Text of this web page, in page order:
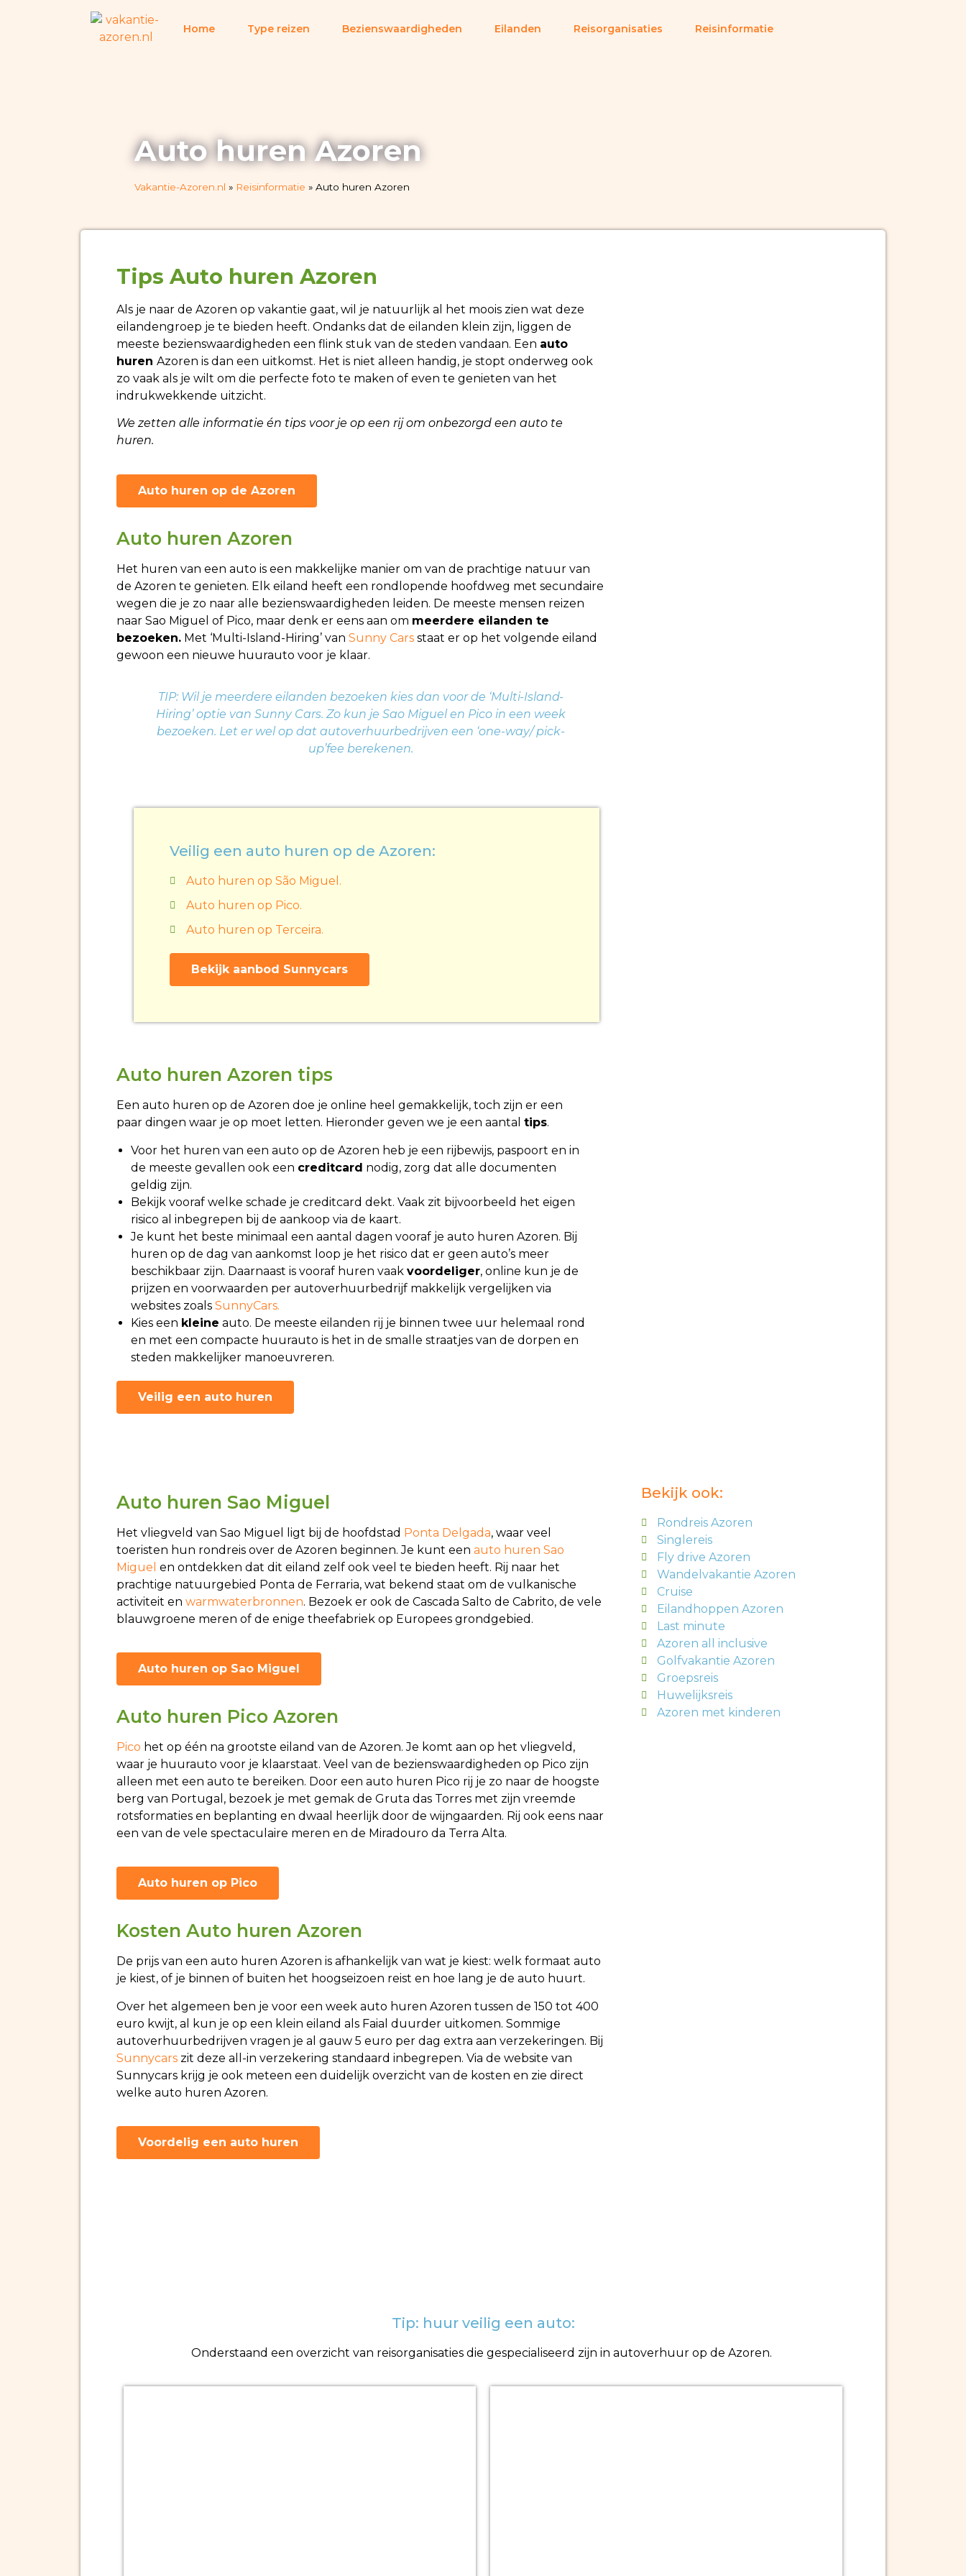
Home Type reizen Bezienswaardigheden Eilanden Reisorganisaties Reisinformatie
Auto huren Azoren
Vakantie-Azoren.nl » Reisinformatie » Auto huren Azoren
Tips Auto huren Azoren
Als je naar de Azoren op vakantie gaat, wil je natuurlijk al het moois zien wat deze
eilandengroep je te bieden heeft. Ondanks dat de eilanden klein zijn, liggen de
meeste bezienswaardigheden een flink stuk van de steden vandaan. Een auto
huren Azoren is dan een uitkomst. Het is niet alleen handig, je stopt onderweg ook
zo vaak als je wilt om die perfecte foto te maken of even te genieten van het
indrukwekkende uitzicht.
We zetten alle informatie én tips voor je op een rij om onbezorgd een auto te
huren.
Auto huren op de Azoren
Auto huren Azoren
Het huren van een auto is een makkelijke manier om van de prachtige natuur van
de Azoren te genieten. Elk eiland heeft een rondlopende hoofdweg met secundaire
wegen die je zo naar alle bezienswaardigheden leiden. De meeste mensen reizen
naar Sao Miguel of Pico, maar denk er eens aan om meerdere eilanden te
bezoeken. Met ‘Multi-Island-Hiring’ van Sunny Cars staat er op het volgende eiland
gewoon een nieuwe huurauto voor je klaar.
TIP: Wil je meerdere eilanden bezoeken kies dan voor de ‘Multi-Island-
Hiring’ optie van Sunny Cars. Zo kun je Sao Miguel en Pico in een week
bezoeken. Let er wel op dat autoverhuurbedrijven een ‘one-way/ pick-
up’fee berekenen.
Veilig een auto huren op de Azoren:
Auto huren op São Miguel.
Auto huren op Pico.
Auto huren op Terceira.
Bekijk aanbod Sunnycars
Auto huren Azoren tips
Een auto huren op de Azoren doe je online heel gemakkelijk, toch zijn er een
paar dingen waar je op moet letten. Hieronder geven we je een aantal tips.
Voor het huren van een auto op de Azoren heb je een rijbewijs, paspoort en in
de meeste gevallen ook een creditcard nodig, zorg dat alle documenten
geldig zijn.
Bekijk vooraf welke schade je creditcard dekt. Vaak zit bijvoorbeeld het eigen
risico al inbegrepen bij de aankoop via de kaart.
Je kunt het beste minimaal een aantal dagen vooraf je auto huren Azoren. Bij
huren op de dag van aankomst loop je het risico dat er geen auto’s meer
beschikbaar zijn. Daarnaast is vooraf huren vaak voordeliger, online kun je de
prijzen en voorwaarden per autoverhuurbedrijf makkelijk vergelijken via
websites zoals SunnyCars.
Kies een kleine auto. De meeste eilanden rij je binnen twee uur helemaal rond
en met een compacte huurauto is het in de smalle straatjes van de dorpen en
steden makkelijker manoeuvreren.
Veilig een auto huren
Auto huren Sao Miguel
Het vliegveld van Sao Miguel ligt bij de hoofdstad Ponta Delgada, waar veel
toeristen hun rondreis over de Azoren beginnen. Je kunt een auto huren Sao
Miguel en ontdekken dat dit eiland zelf ook veel te bieden heeft. Rij naar het
prachtige natuurgebied Ponta de Ferraria, wat bekend staat om de vulkanische
activiteit en warmwaterbronnen. Bezoek er ook de Cascada Salto de Cabrito, de vele
blauwgroene meren of de enige theefabriek op Europees grondgebied.
Auto huren op Sao Miguel
Auto huren Pico Azoren
Pico het op één na grootste eiland van de Azoren. Je komt aan op het vliegveld,
waar je huurauto voor je klaarstaat. Veel van de bezienswaardigheden op Pico zijn
alleen met een auto te bereiken. Door een auto huren Pico rij je zo naar de hoogste
berg van Portugal, bezoek je met gemak de Gruta das Torres met zijn vreemde
rotsformaties en beplanting en dwaal heerlijk door de wijngaarden. Rij ook eens naar
een van de vele spectaculaire meren en de Miradouro da Terra Alta.
Auto huren op Pico
Kosten Auto huren Azoren
De prijs van een auto huren Azoren is afhankelijk van wat je kiest: welk formaat auto
je kiest, of je binnen of buiten het hoogseizoen reist en hoe lang je de auto huurt.
Over het algemeen ben je voor een week auto huren Azoren tussen de 150 tot 400
euro kwijt, al kun je op een klein eiland als Faial duurder uitkomen. Sommige
autoverhuurbedrijven vragen je al gauw 5 euro per dag extra aan verzekeringen. Bij
Sunnycars zit deze all-in verzekering standaard inbegrepen. Via de website van
Sunnycars krijg je ook meteen een duidelijk overzicht van de kosten en zie direct
welke auto huren Azoren.
Voordelig een auto huren
Bekijk ook:
Rondreis Azoren
Singlereis
Fly drive Azoren
Wandelvakantie Azoren
Cruise
Eilandhoppen Azoren
Last minute
Azoren all inclusive
Golfvakantie Azoren
Groepsreis
Huwelijksreis
Azoren met kinderen
Tip: huur veilig een auto:
Onderstaand een overzicht van reisorganisaties die gespecialiseerd zijn in autoverhuur op de Azoren.